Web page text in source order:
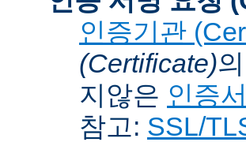
인증기관
(Certificate)의
지않은 인증서
참고: SSL/